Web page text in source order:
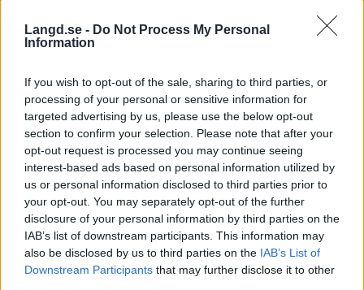
Langd.se - Do Not Process My Personal
Information
If you wish to opt-out of the sale, sharing to third parties, or
processing of your personal or sensitive information for
targeted advertising by us, please use the below opt-out
section to confirm your selection. Please note that after your
opt-out request is processed you may continue seeing
interest-based ads based on personal information utilized by
us or personal information disclosed to third parties prior to
your opt-out. You may separately opt-out of the further
disclosure of your personal information by third parties on the
IAB’s list of downstream participants. This information may
also be disclosed by us to third parties on the IAB’s List of
Downstream Participants that may further disclose it to other
– Men tur att det ändå upptäcktes. Det är något
funkar extremt dåligt för elitidrottare.
Hur var den här perioden för dig?
– Man gjorde all träning som man trodde på. Då
fick man inga svar alls på träningen om man
funderade på varför det går åt helt fel
håll. Ovissheten av att man inte hade någon
aning om varför det blev dåligt.Det var just den
ovissheten som var det jobbiga. Och att man